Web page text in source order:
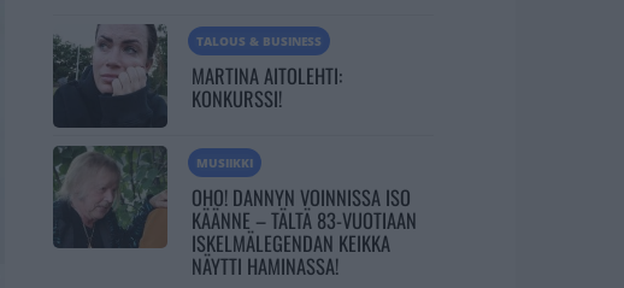
TALOUS & BUSINESS
MARTINA AITOLEHTI:
KONKURSSI!
MUSIIKKI
OHO! DANNYN VOINNISSA ISO
KÄÄNNE – TÄLTÄ 83-VUOTIAAN
ISKELMÄLEGENDAN KEIKKA
NÄYTTI HAMINASSA!